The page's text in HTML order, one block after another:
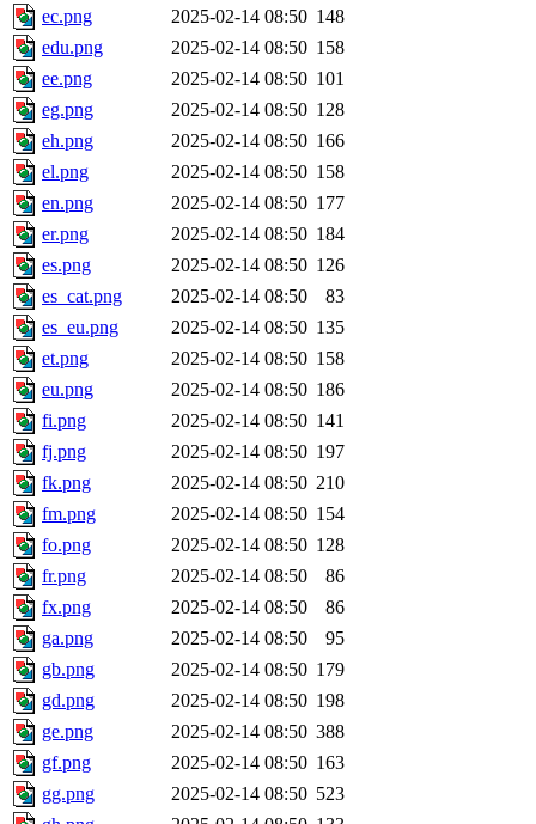
ec.png
2025-02-14 08:50 148
edu.png
2025-02-14 08:50 158
ee.png
2025-02-14 08:50 101
eg.png
2025-02-14 08:50 128
eh.png
2025-02-14 08:50 166
el.png
2025-02-14 08:50 158
en.png
2025-02-14 08:50 177
er.png
2025-02-14 08:50 184
es.png
2025-02-14 08:50 126
es_cat.png
2025-02-14 08:50
83
es_eu.png
2025-02-14 08:50 135
et.png
2025-02-14 08:50 158
eu.png
2025-02-14 08:50 186
fi.png
2025-02-14 08:50 141
fj.png
2025-02-14 08:50 197
fk.png
2025-02-14 08:50 210
fm.png
2025-02-14 08:50 154
fo.png
2025-02-14 08:50 128
fr.png
2025-02-14 08:50
86
fx.png
2025-02-14 08:50
86
ga.png
2025-02-14 08:50
95
gb.png
2025-02-14 08:50 179
gd.png
2025-02-14 08:50 198
ge.png
2025-02-14 08:50 388
gf.png
2025-02-14 08:50 163
gg.png
2025-02-14 08:50 523